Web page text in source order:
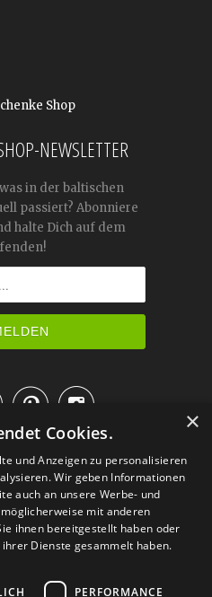
Shop
NEWSLETTER
in der baltischen
passiert? Abonniere
halte Dich auf dem
 ×
Cookies.
und Anzeigen zu personalisieren
Wir geben Informationen
auch an unsere Werbe- und
mit anderen
ihnen bereitgestellt haben oder
Dienste gesammelt haben.
PERFORMANCE